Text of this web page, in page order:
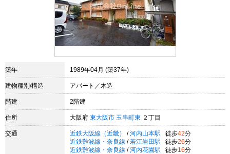
築年 1989年04月 (築37年)
建物種別/構造 アパート／木造
階建 2階建
住所 大阪府 東大阪市 玉串町東 ２丁目
交通 近鉄大阪線（近畿） / 河内山本駅 徒歩42分
近鉄難波線・奈良線 / 若江岩田駅 徒歩26分
近鉄難波線・奈良線 / 河内花園駅 徒歩16分